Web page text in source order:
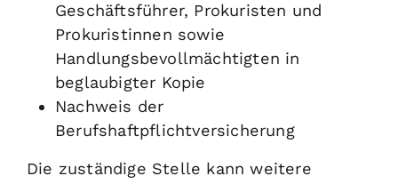
Geschäftsführer, Prokuristen und
Prokuristinnen sowie
Handlungsbevollmächtigten in
beglaubigter Kopie
Nachweis der
Berufshaftpflichtversicherung
Die zuständige Stelle kann weitere